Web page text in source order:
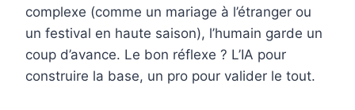
complexe (comme un mariage à l’étranger ou
un festival en haute saison), l’humain garde un
coup d’avance. Le bon réflexe ? L’IA pour
construire la base, un pro pour valider le tout.